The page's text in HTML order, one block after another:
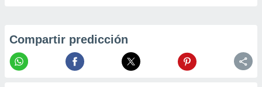
u
datos
Compartir predicción